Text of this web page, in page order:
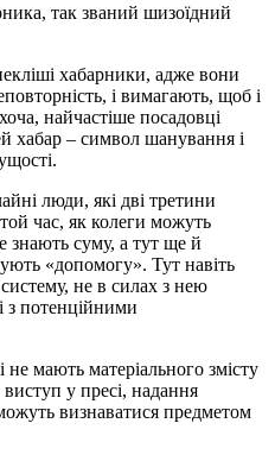
так званий шизоїдний
хабарники, адже вони
і вимагають, щоб і
найчастіше посадовці
хабар – символ шанування і
люди, які дві третини
час, як колеги можуть
знають суму, а тут ще й
«допомогу». Тут навіть
не в силах з нею
з потенційними
не мають матеріального змісту
у пресі, надання
визнаватися предметом